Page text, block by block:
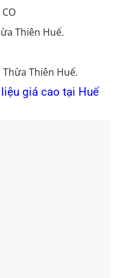
Thiên Huế.
Thiên Huế.
giá cao tại Huế